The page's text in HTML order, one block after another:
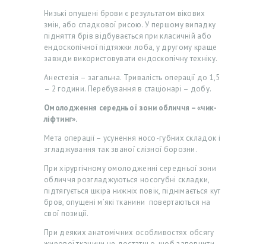
Низькі опущені брови є результатом вікових
змін, або спадкової рисою. У першому випадку
підняття брів відбувається при класичній або
ендоскопічної підтяжки лоба, у другому краще
завжди використовувати ендоскопічну техніку.
Анестезія – загальна. Тривалість операції до 1,5
– 2 години. Перебування в стаціонарі – добу.
Омолодження середньої зони обличчя – «чик-
ліфтинг».
Мета операції – усунення носо-губних складок і
згладжування так званої слізної борозни.
При хірургічному омолодженні середньої зони
обличчя розгладжуються носогубні складки,
підтягується шкіра нижніх повік, піднімається кут
бров, опущені м’які тканини повертаються на
свої позиції.
При деяких анатомічних особливостях обсягу